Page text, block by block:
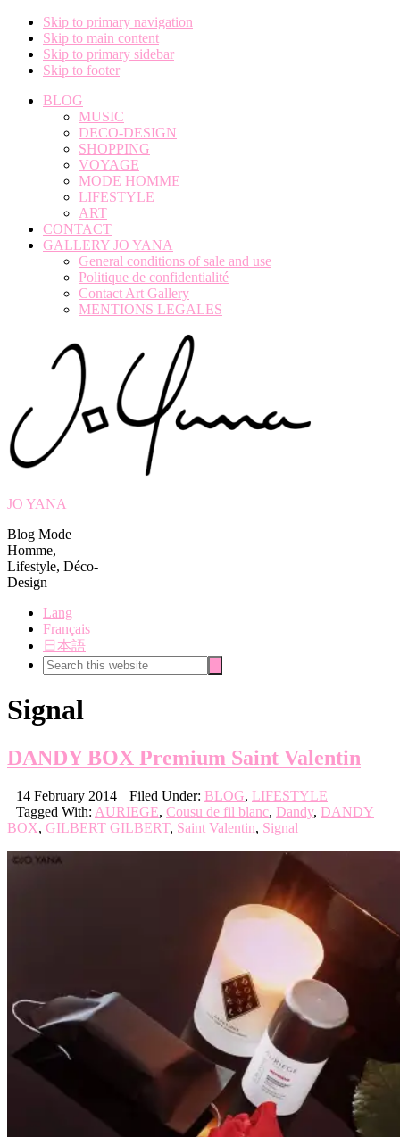
Skip to primary navigation
Skip to main content
Skip to primary sidebar
Skip to footer
BLOG
MUSIC
DECO-DESIGN
SHOPPING
VOYAGE
MODE HOMME
LIFESTYLE
ART
CONTACT
GALLERY JO YANA
General conditions of sale and use
Politique de confidentialité
Contact Art Gallery
MENTIONS LEGALES
JO YANA
Blog Mode
Homme,
Lifestyle, Déco-
Design
Lang
Français
日本語
Search
this
Signal
DANDY BOX Premium Saint Valentin
14 February 2014 Filed Under: BLOG, LIFESTYLE
Tagged With: AURIEGE, Cousu de fil blanc, Dandy, DANDY
BOX, GILBERT GILBERT, Saint Valentin, Signal